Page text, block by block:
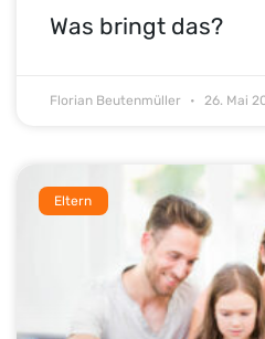
Was bringt das?
Florian Beutenmüller 26. Mai
Eltern